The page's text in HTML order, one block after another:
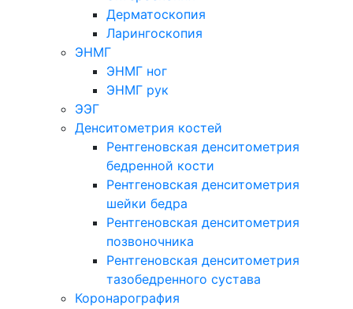
Дерматоскопия
Ларингоскопия
ЭНМГ
ЭНМГ ног
ЭНМГ рук
ЭЭГ
Денситометрия костей
Рентгеновская денситометрия
бедренной кости
Рентгеновская денситометрия
шейки бедра
Рентгеновская денситометрия
позвоночника
Рентгеновская денситометрия
тазобедренного сустава
Коронарография